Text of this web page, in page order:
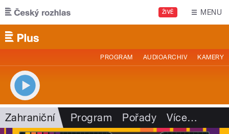
Přejít k hlavnímu obsahu
ŽIVĚ MENU
PROGRAM AUDIOARCHIV KAMERY
Zahraniční Program Pořady Více…